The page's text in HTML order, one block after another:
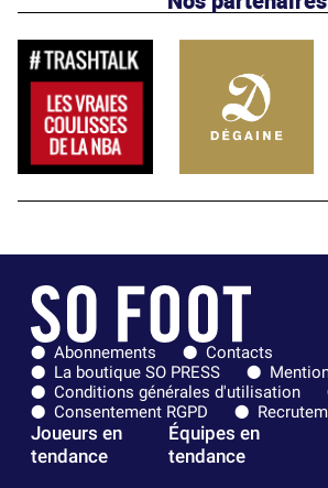
Abonnements
Contacts
La boutique SO PRESS
Conditions générales d'utilisation
Consentement RGPD
Joueurs en
tendance
Équipes en
tendance